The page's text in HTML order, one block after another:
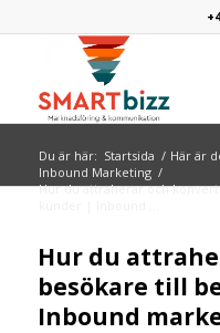
Du är här: Startsida / Här är
Inbound Marketing /
Hur du attraherar och
Hur du
besökare till
Inbound